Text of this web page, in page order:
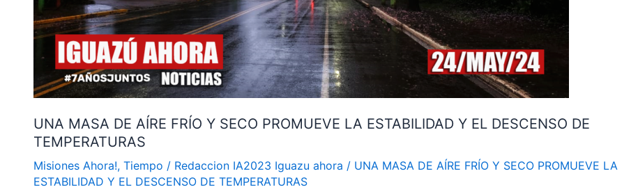
UNA MASA DE AÍRE FRÍO Y SECO PROMUEVE LA ESTABILIDAD Y EL DESCENSO DE
TEMPERATURAS
Misiones Ahora!, Tiempo / Redaccion IA2023 Iguazu ahora / UNA MASA DE AÍRE FRÍO Y SECO PROMUEVE LA
ESTABILIDAD Y EL DESCENSO DE TEMPERATURAS
Y
EL
DESCENSO
DE
TEMPERATURAS